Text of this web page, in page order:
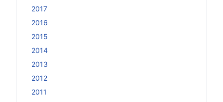
2017
2016
2015
2014
2013
2012
2011